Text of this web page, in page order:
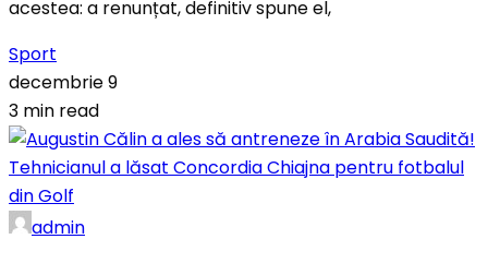
acestea: a renunțat, definitiv spune el,
Sport
decembrie 9
3 min read
admin